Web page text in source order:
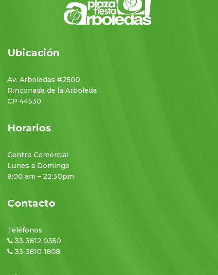
Ubicación
Av. Arboledas #2500
Rinconada de la Arboleda
CP 44530
Horarios
Centro Comercial
Lunes a Domingo
8:00 am – 22:30pm
Contacto
Teléfonos
33 3812 0350
33 3810 1808